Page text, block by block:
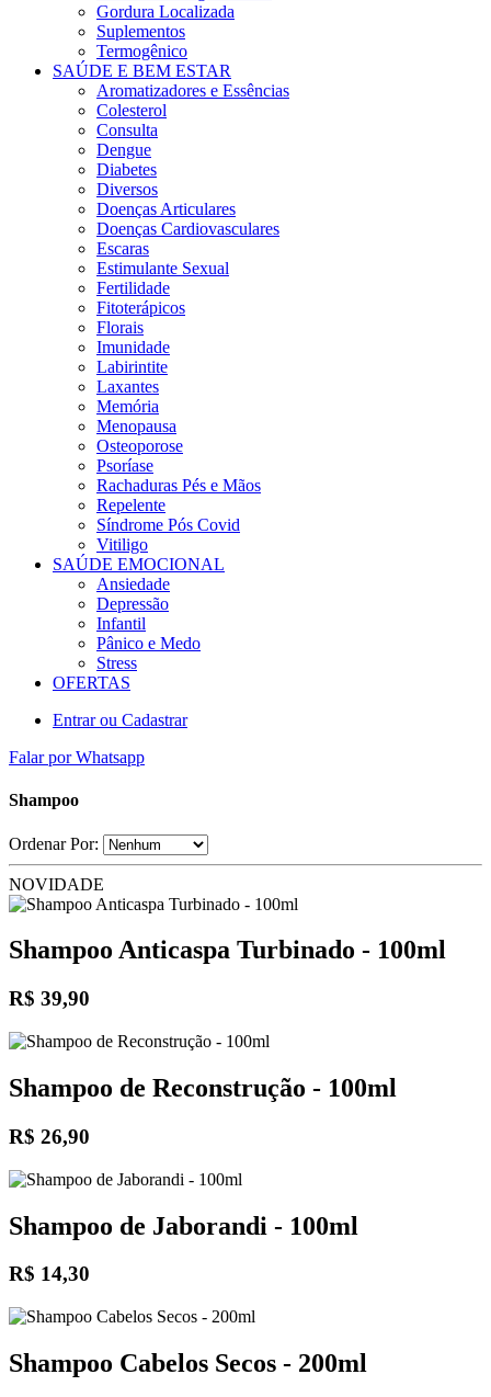
Gordura Localizada
Suplementos
Termogênico
SAÚDE E BEM ESTAR
Aromatizadores e Essências
Colesterol
Consulta
Dengue
Diabetes
Diversos
Doenças Articulares
Doenças Cardiovasculares
Escaras
Estimulante Sexual
Fertilidade
Fitoterápicos
Florais
Imunidade
Labirintite
Laxantes
Memória
Menopausa
Osteoporose
Psoríase
Rachaduras Pés e Mãos
Repelente
Síndrome Pós Covid
Vitiligo
SAÚDE EMOCIONAL
Ansiedade
Depressão
Infantil
Pânico e Medo
Stress
OFERTAS
Entrar ou Cadastrar
Falar por Whatsapp
Shampoo
Ordenar Por:
NOVIDADE
Shampoo Anticaspa Turbinado - 100ml
R$ 39,90
Shampoo de Reconstrução - 100ml
R$ 26,90
Shampoo de Jaborandi - 100ml
R$ 14,30
Shampoo Cabelos Secos - 200ml